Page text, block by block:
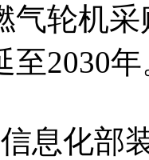
气轮机
至2030
化部装